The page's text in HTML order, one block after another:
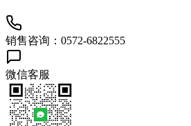
销售咨询：0572-6822555
微信客服